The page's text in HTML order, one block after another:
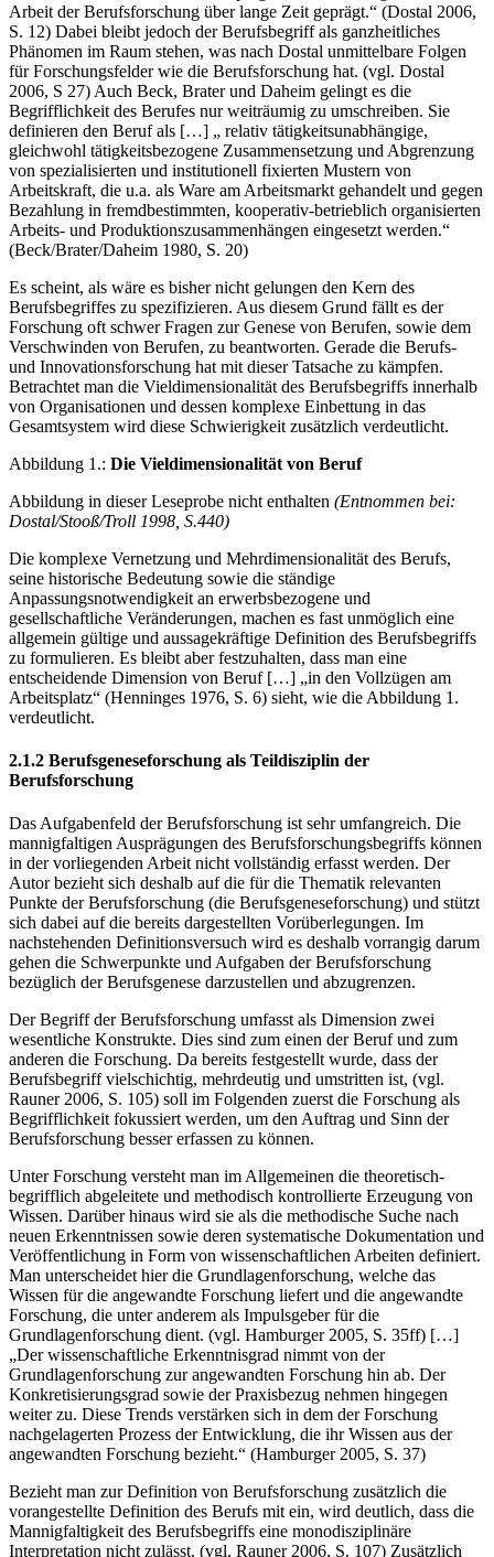
Ganzes zu erfassen. […] „Diese pragmatische Haltung hat die
Arbeit der Berufsforschung über lange Zeit geprägt.“ (Dostal 2006,
S. 12) Dabei bleibt jedoch der Berufsbegriff als ganzheitliches
Phänomen im Raum stehen, was nach Dostal unmittelbare Folgen
für Forschungsfelder wie die Berufsforschung hat. (vgl. Dostal
2006, S 27) Auch Beck, Brater und Daheim gelingt es die
Begrifflichkeit des Berufes nur weiträumig zu umschreiben. Sie
definieren den Beruf als […] „ relativ tätigkeitsunabhängige,
gleichwohl tätigkeitsbezogene Zusammensetzung und Abgrenzung
von spezialisierten und institutionell fixierten Mustern von
Arbeitskraft, die u.a. als Ware am Arbeitsmarkt gehandelt und gegen
Bezahlung in fremdbestimmten, kooperativ-betrieblich organisierten
Arbeits- und Produktionszusammenhängen eingesetzt werden.“
Es scheint, als wäre es bisher nicht gelungen den Kern des
Berufsbegriffes zu spezifizieren. Aus diesem Grund fällt es der
Forschung oft schwer Fragen zur Genese von Berufen, sowie dem
Verschwinden von Berufen, zu beantworten. Gerade die Berufs-
und Innovationsforschung hat mit dieser Tatsache zu kämpfen.
Betrachtet man die Vieldimensionalität des Berufsbegriffs innerhalb
von Organisationen und dessen komplexe Einbettung in das
Abbildung in dieser Leseprobe nicht enthalten
Die komplexe Vernetzung und Mehrdimensionalität des Berufs,
seine historische Bedeutung sowie die ständige
Anpassungsnotwendigkeit an erwerbsbezogene und
gesellschaftliche Veränderungen, machen es fast unmöglich eine
allgemein gültige und aussagekräftige Definition des Berufsbegriffs
zu formulieren. Es bleibt aber festzuhalten, dass man eine
entscheidende Dimension von Beruf […] „in den Vollzügen am
Arbeitsplatz“ (Henninges 1976, S. 6) sieht, wie die Abbildung 1.
2.1.2 Berufsgeneseforschung als Teildisziplin der
Das Aufgabenfeld der Berufsforschung ist sehr umfangreich. Die
mannigfaltigen Ausprägungen des Berufsforschungsbegriffs können
in der vorliegenden Arbeit nicht vollständig erfasst werden. Der
Autor bezieht sich deshalb auf die für die Thematik relevanten
Punkte der Berufsforschung (die Berufsgeneseforschung) und stützt
sich dabei auf die bereits dargestellten Vorüberlegungen. Im
nachstehenden Definitionsversuch wird es deshalb vorrangig darum
gehen die Schwerpunkte und Aufgaben der Berufsforschung
Der Begriff der Berufsforschung umfasst als Dimension zwei
wesentliche Konstrukte. Dies sind zum einen der Beruf und zum
anderen die Forschung. Da bereits festgestellt wurde, dass der
Berufsbegriff vielschichtig, mehrdeutig und umstritten ist, (vgl.
Rauner 2006, S. 105) soll im Folgenden zuerst die Forschung als
Begrifflichkeit fokussiert werden, um den Auftrag und Sinn der
Unter Forschung versteht man im Allgemeinen die theoretisch-
begrifflich abgeleitete und methodisch kontrollierte Erzeugung von
Wissen. Darüber hinaus wird sie als die methodische Suche nach
neuen Erkenntnissen sowie deren systematische Dokumentation und
Veröffentlichung in Form von wissenschaftlichen Arbeiten definiert.
Man unterscheidet hier die Grundlagenforschung, welche das
Wissen für die angewandte Forschung liefert und die angewandte
Forschung, die unter anderem als Impulsgeber für die
Grundlagenforschung dient. (vgl. Hamburger 2005, S. 35ff) […]
„Der wissenschaftliche Erkenntnisgrad nimmt von der
Grundlagenforschung zur angewandten Forschung hin ab. Der
Konkretisierungsgrad sowie der Praxisbezug nehmen hingegen
weiter zu. Diese Trends verstärken sich in dem der Forschung
nachgelagerten Prozess der Entwicklung, die ihr Wissen aus der
Bezieht man zur Definition von Berufsforschung zusätzlich die
vorangestellte Definition des Berufs mit ein, wird deutlich, dass die
Mannigfaltigkeit des Berufsbegriffs eine monodisziplinäre